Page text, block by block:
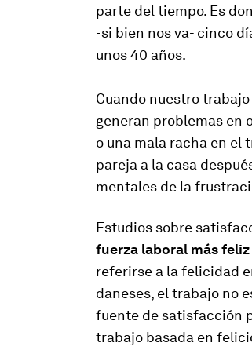
parte del tiempo. Es
-si bien nos va- cinco
unos 40 años.
Cuando nuestro
generan problemas en
o una mala racha en el
pareja a la casa
mentales de la
Estudios sobre
fuerza laboral más
referirse a la felicidad
daneses, el trabajo no
fuente de satisfacción
trabajo basada en